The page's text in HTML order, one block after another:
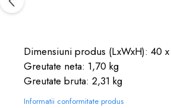
Dimensiuni produs (LxWxH): 40
Greutate neta: 1,70 kg
Greutate bruta: 2,31 kg
Informatii conformitate produs